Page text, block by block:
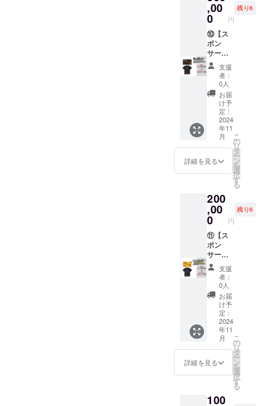
メ！
「利用
可能時
間」 ・
OPEN
～
CLOSE
（120
分）
「サー
ビス内
容」 ・
チケッ
トと引
き換え
で個室
をご利
用でき
ます。
期限」
・グラ
ンド
オープ
ンから1
年間
「予約
方法」
・個室
予約シ
ステム
より事
前予約
が必要
です。
「注意
事項」
・パブ
リック
は使用
本券１
となり
ます。
・連絡
方法：
詳細は
メール
にてご
連絡い
たしま
す。
【個室
120分利
用券】
※ご本人
以外の
方も利
用可。
プレゼ
ント利
スス
メ！
「利用
可能時
間」 ・
OPEN
～
CLOSE
（120
分）
「サー
ビス内
容」 ・
チケッ
トと引
き換え
で個室
をご利
用でき
ます。
期限」
120分利
用券 50
枚 【T
シャツ
背面掲
載＆ＨP
ロゴ掲
載】 ・
掲載期
間：グ
ランド
オープ
ンから1
年間掲
載 ・掲
載方
法：会
社ロゴ
掲載※白
の一色
となり
ます。
・連絡
方法：
詳細は
メール
にてご
連絡い
たしま
す。
【個室
120分利
用券】
※ご本人
以外の
方も利
用可。
プレゼ
ント利
スス
,00
0 円
残り6
⑩【ス
ポン
サー特
典】
1.Tシャ
ツ背面
掲載（1
年間）
2.パ
ブリッ
ク1年間
使い放
題 【T
シャツ
背面掲
載】 ・
間：グ
ランド
オープ
ンから1
年間掲
載 ・掲
載方
法：個
人名を
ローマ
字で掲
載※白字
のみの
一色と
なりま
す。
日本太
郎の場
TARO.N
支援
者：
0人
お届
け予
定：
2024
年11
月
詳細を見る
こ
の
リ
タ
ー
ン
を
選
択
す
る
200
,00
0 円
残り6
⑪【ス
ポン
サー特
典】
1.Tシャ
ツ背面
掲載（1
年間）
2.パ
ブリッ
ク6ヶ月
使い放
題 【T
シャツ
背面掲
載】 ・
間：グ
支援
者：
0人
お届
け予
定：
2024
年11
月
詳細を見る
こ
の
リ
タ
ー
ン
を
選
択
す
る
100